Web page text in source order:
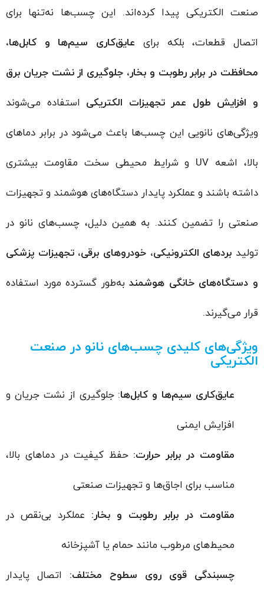
صنعت الکتریکی پیدا کرده‌اند. این چسب‌ها نه‌تنها برای
اتصال قطعات، بلکه برای عایق‌کاری سیم‌ها و کابل‌ها،
محافظت در برابر رطوبت و بخار، جلوگیری از نشت جریان برق
و افزایش طول عمر تجهیزات الکتریکیاستفاده می‌شوند
ویژگی‌های نانویی این چسب‌ها باعث می‌شود در برابر دماهای
بالا، اشعه UV و شرایط محیطی سخت مقاومت بیشتری
داشته باشند و عملکرد پایدار دستگاه‌های هوشمند و تجهیزات
صنعتی را تضمین کنند. به همین دلیل، چسب‌های نانو در
تولید بردهای الکترونیکی، خودروهای برقی، تجهیزات پزشکی
و دستگاه‌های خانگی هوشمندبه‌طور گسترده مورد استفاده
قرار می‌گیرند.
ویژگی‌های کلیدی چسب‌های نانو در صنعت
الکتریکی
عایق‌کاری سیم‌ها و کابل‌ها: جلوگیری از نشت جریان و
افزایش ایمنی
مقاومت در برابر حرارت:حفظ کیفیت در دماهای بالا،
مناسب برای اجاق‌ها و تجهیزات صنعتی
مقاومت در برابر رطوبت و بخار:عملکرد بی‌نقص در
محیط‌های مرطوب مانند حمام یا آشپزخانه
چسبندگی قوی روی سطوح مختلف:اتصال پایدار